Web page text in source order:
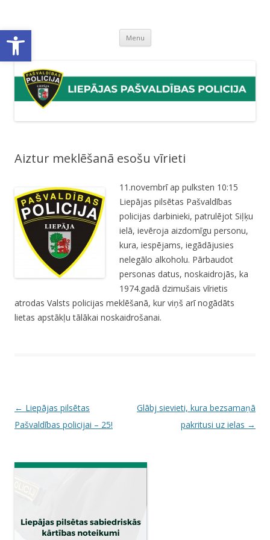
Open toolbar Menu Skip
content
Aiztur meklēšanā esošu vīrieti
11.novembrī ap pulksten 10:15
Liepājas pilsētas Pašvaldības
policijas darbinieki, patrulējot Siļķu
ielā, ievēroja aizdomīgu personu,
kura, iespējams, iegādājusies
nelegālo alkoholu. Pārbaudot
personas datus, noskaidrojās, ka
1974.gadā dzimušais vīrietis
atrodas Valsts policijas meklēšanā, kur viņš arī nogādāts
lietas apstākļu tālākai noskaidrošanai.
P
o
← Liepājas pilsētas
Pašvaldības policijai – 25!
Glābj sievieti, kura bezsamaņā
pakritusi uz ielas →